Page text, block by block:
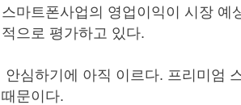
마트폰사업의 영업이익이 시장 예
으로 평가하고 있다.
안심하기에 아직 이르다. 프리미엄
문이다.